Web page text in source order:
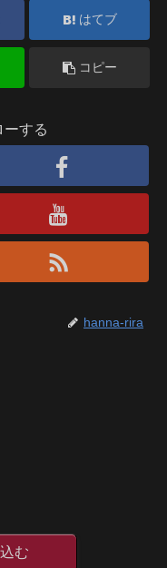
はてブ
コピー
ーする
hanna-rira
む